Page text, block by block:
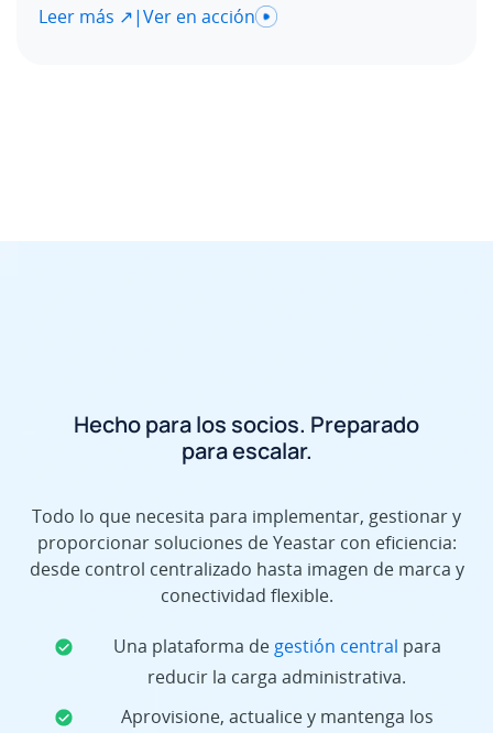
Leer más ↗|Ver en acción
Hecho para los socios. Preparado
para escalar.
Todo lo que necesita para implementar, gestionar y
proporcionar soluciones de Yeastar con eficiencia:
desde control centralizado hasta imagen de marca y
conectividad flexible.
Una plataforma de gestión central para
reducir la carga administrativa.
Aprovisione, actualice y mantenga los